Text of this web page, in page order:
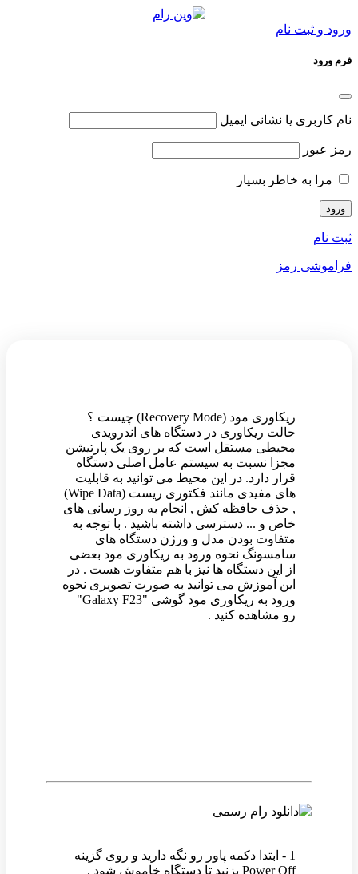
ورود و ثبت نام
فرم ورود
نام کاربری یا نشانی ایمیل
رمز عبور
مرا به خاطر بسپار
ثبت نام
فراموشی رمز
ریکاوری مود (Recovery Mode) چیست ؟
حالت ریکاوری در دستگاه های اندرویدی
محیطی مستقل است که بر روی یک پارتیشن
مجزا نسبت به سیستم عامل اصلی دستگاه
قرار دارد. در این محیط می توانید به قابلیت
های مفیدی مانند فکتوری ریست (Wipe Data)
, حذف حافظه کش , انجام به روز رسانی های
خاص و ... دسترسی داشته باشید . با توجه به
متفاوت بودن مدل و ورژن دستگاه های
سامسونگ نحوه ورود به ریکاوری مود بعضی
از این دستگاه ها نیز با هم متفاوت هست . در
این آموزش می توانید به صورت تصویری نحوه
ورود به ریکاوری مود گوشی "Galaxy F23"
رو مشاهده کنید .
1 - ابتدا دکمه پاور رو نگه دارید و روی گزینه
Power Off بزنید تا دستگاه خاموش شود .